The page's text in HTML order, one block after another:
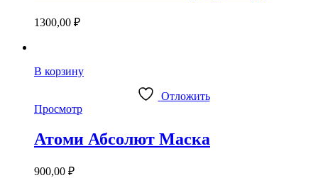
1300,00 ₽
В корзину
Отложить
Просмотр
Атоми Абсолют Маска
900,00 ₽